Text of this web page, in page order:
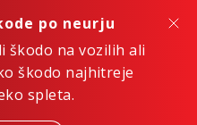
po neurju
škodo na vozilih ali
škodo najhitreje
spleta.